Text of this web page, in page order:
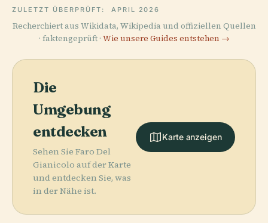
ZULETZT ÜBERPRÜFT: APRIL 2026
Recherchiert aus Wikidata, Wikipedia und offiziellen Quellen
· faktengeprüft · Wie unsere Guides entstehen →
Die
Umgebung
entdecken
Sehen Sie Faro Del
Gianicolo auf der Karte
und entdecken Sie, was
in der Nähe ist.
Karte anzeigen